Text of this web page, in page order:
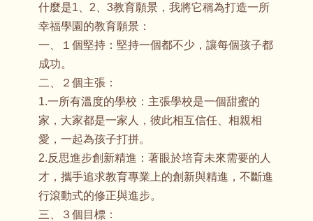
什麼是1、2、3教育願景，我將它稱為打造一所
幸福學園的教育願景：
一、１個堅持：堅持一個都不少，讓每個孩子都
成功。
二、２個主張：
1.一所有溫度的學校：主張學校是一個甜蜜的
家，大家都是一家人，彼此相互信任、相親相
愛，一起為孩子打拼。
2.反思進步創新精進：著眼於培育未來需要的人
才，攜手追求教育專業上的創新與精進，不斷進
行滾動式的修正與進步。
三、３個目標：